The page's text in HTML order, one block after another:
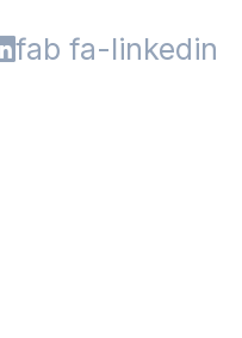
fab fa-linkedin